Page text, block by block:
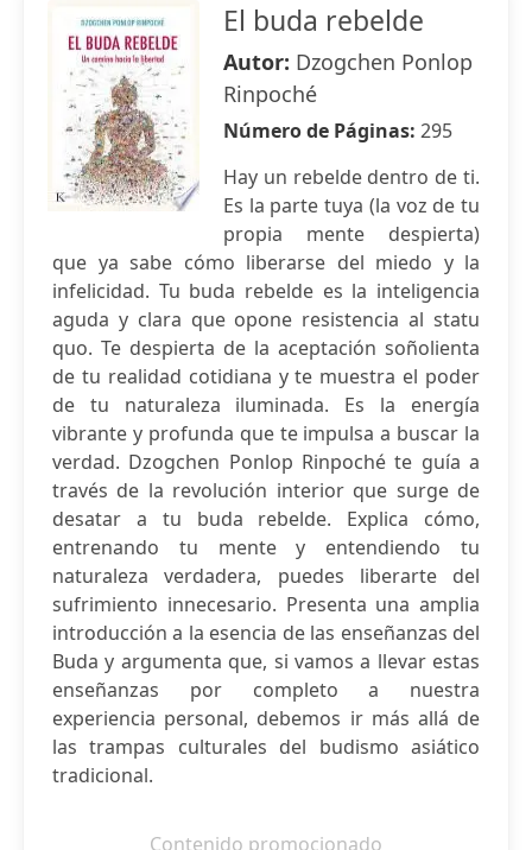
El buda rebelde
Autor: Dzogchen Ponlop
Rinpoché
Número de Páginas: 295
Hay un rebelde dentro de ti.
Es la parte tuya (la voz de tu
propia mente despierta)
que ya sabe cómo liberarse del miedo y la
infelicidad. Tu buda rebelde es la inteligencia
aguda y clara que opone resistencia al statu
quo. Te despierta de la aceptación soñolienta
de tu realidad cotidiana y te muestra el poder
de tu naturaleza iluminada. Es la energía
vibrante y profunda que te impulsa a buscar la
verdad. Dzogchen Ponlop Rinpoché te guía a
través de la revolución interior que surge de
desatar a tu buda rebelde. Explica cómo,
entrenando tu mente y entendiendo tu
naturaleza verdadera, puedes liberarte del
sufrimiento innecesario. Presenta una amplia
introducción a la esencia de las enseñanzas del
Buda y argumenta que, si vamos a llevar estas
enseñanzas por completo a nuestra
experiencia personal, debemos ir más allá de
las trampas culturales del budismo asiático
tradicional.
Contenido promocionado